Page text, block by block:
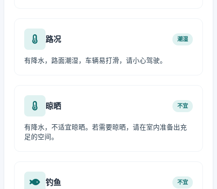
路况 潮湿
有降水，路面潮湿，车辆易打滑，请小心驾驶。
晾晒 不宜
有降水，不适宜晾晒。若需要晾晒，请在室内准备出充
足的空间。
钓鱼 不宜